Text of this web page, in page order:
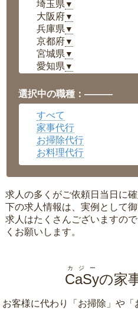
埼玉県 ▼
大阪府▼
兵庫県 ▼
京都府▼
宮城県 ▼
愛知県 ▼
岡山県▼
広島県▼
沖縄県
選択中の職種：———
すべて
家事代行
お掃除代行
お料理代行
求人の多くがご依頼日当日に
下の求人情報は、実例として御
求人はたくさんございますの
くお願いします。
CaSy
カジー
の家
お客様に代わり「 お掃除 」や「